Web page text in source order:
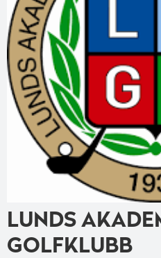
LUNDS
GOLFKLUBB